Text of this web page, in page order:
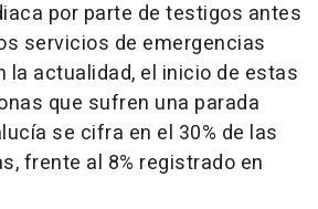
por parte de testigos antes
servicios de emergencias
la actualidad, el inicio de estas
que sufren una parada
se cifra en el 30% de las
frente al 8% registrado en